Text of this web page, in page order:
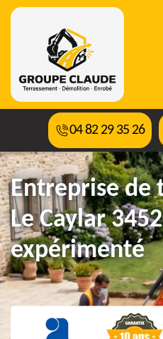
04 82 29 35 26
Entreprise de
Le Caylar
expérimenté